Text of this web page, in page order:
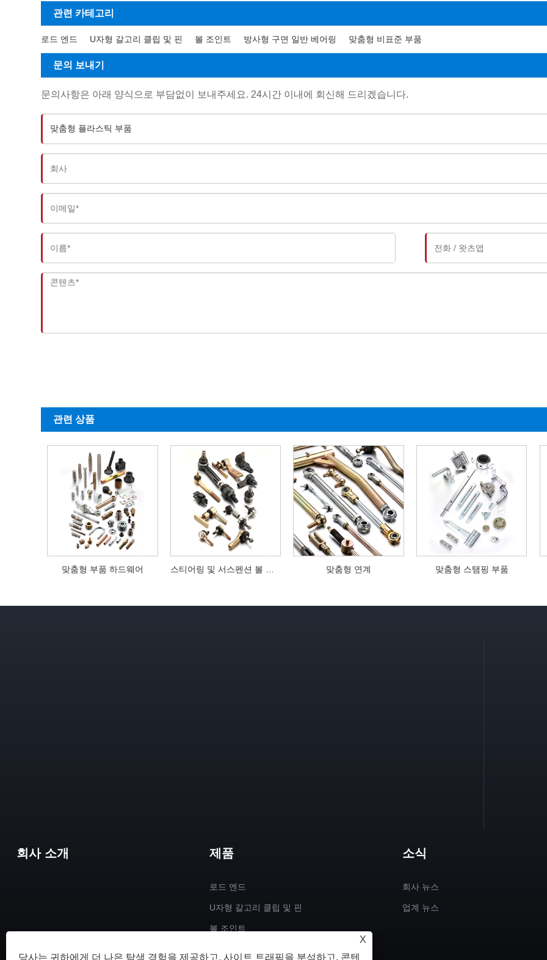
관련 카테고리
로드 엔드 U자형 갈고리 클립 및 핀 볼 조인트 방사형 구면 일반 베어링 맞춤형 비표준 부품
문의 보내기
문의사항은 아래 양식으로 부담없이 보내주세요. 24시간 이내에 회신해 드리겠습니다.
관련 상품
맞춤형 부품 하드웨어 맞춤형 연계 맞춤형 스탬핑 부품
회사 소개 제품
로드 엔드
U자형 갈고리 클립 및 핀
볼 조인트
소식
회사 뉴스
업계 뉴스
X
당사는 귀하에게 더 나은 탐색 경험을 제공하고, 사이트 트래픽을 분석하고, 콘텐